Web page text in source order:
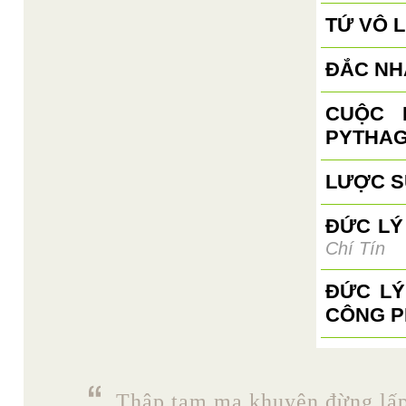
TỨ VÔ
ĐẮC
CUỘC
LƯỢC
ĐỨC LÝ
Chí Tín
ĐỨC
CÔNG